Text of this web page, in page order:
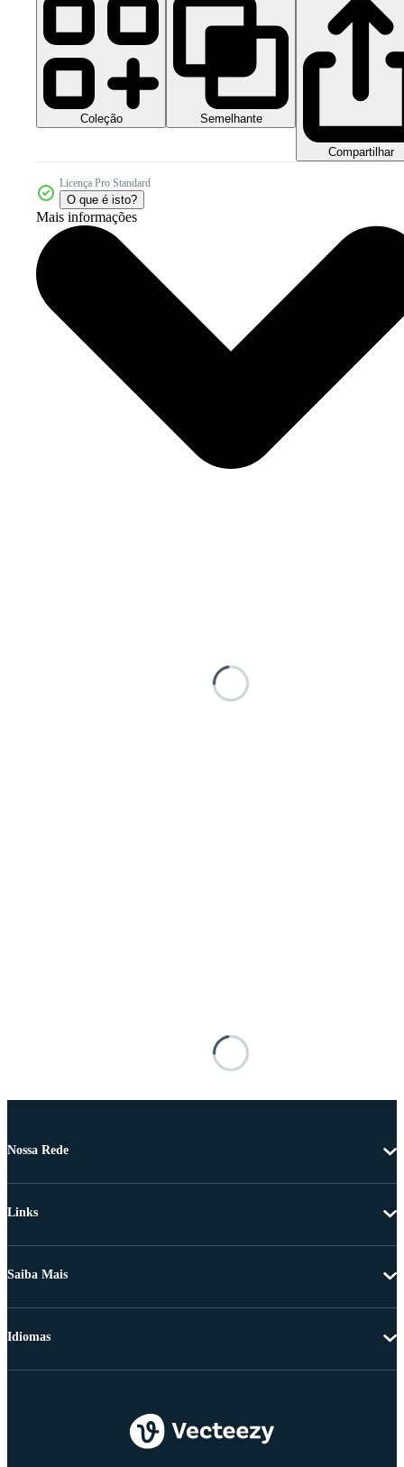
Coleção Semelhante
Compartilhar
Licença Pro Standard
O que é isto?
Mais informações
Nossa Rede
Links
Saiba Mais
Idiomas